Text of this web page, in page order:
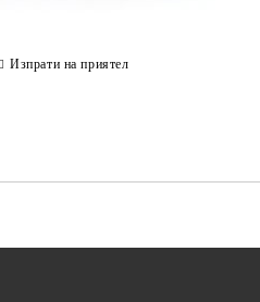
Изпрати на приятел